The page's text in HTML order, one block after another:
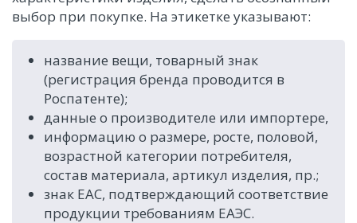
выбор при покупке. На этикетке указывают:
название вещи, товарный знак
(регистрация бренда проводится в
Роспатенте);
данные о производителе или импортере,
информацию о размере, росте, половой,
возрастной категории потребителя,
состав материала, артикул изделия, пр.;
знак ЕАС, подтверждающий соответствие
продукции требованиям ЕАЭС.